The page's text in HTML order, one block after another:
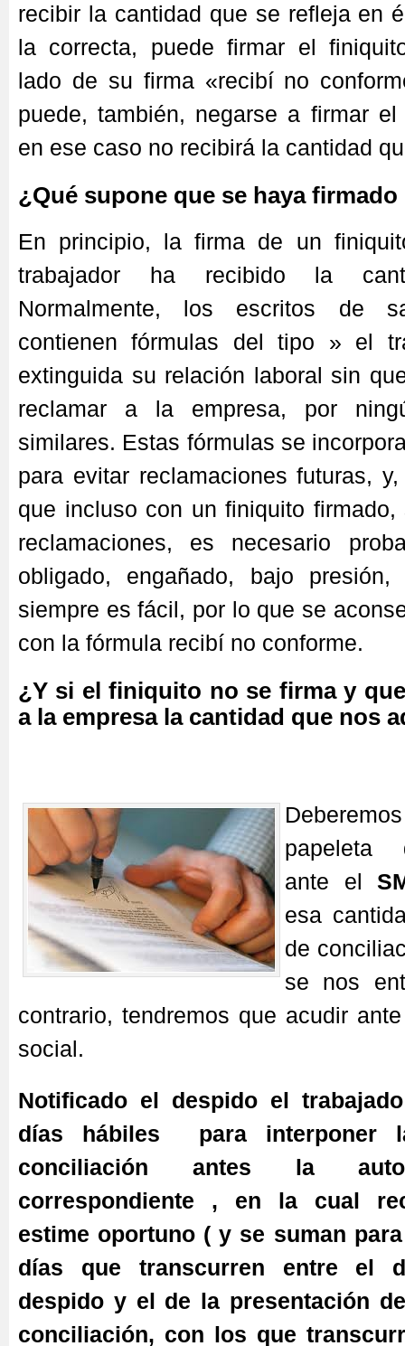
recibir la cantidad que se refleja en
la correcta, puede firmar el
lado de su firma «recibí no
puede, también, negarse a firmar el
en ese caso no recibirá la cantidad
¿Qué supone que se haya
En principio, la firma de un
trabajador ha recibido la
Normalmente, los escritos de
contienen fórmulas del tipo » el
extinguida su relación laboral sin
reclamar a la empresa, por
similares. Estas fórmulas se
para evitar reclamaciones futuras,
que incluso con un finiquito firmado,
reclamaciones, es necesario
obligado, engañado, bajo
siempre es fácil, por lo que se
con la fórmula recibí no conforme.
¿Y si el finiquito no se firma y
a la empresa la cantidad que nos
papeleta
ante el
esa
de
se nos
contrario, tendremos que acudir
social.
Notificado el despido el
días hábiles para interponer
conciliación antes la
correspondiente , en la cual
estime oportuno ( y se suman
días que transcurren entre el
despido y el de la presentación
conciliación, con los que